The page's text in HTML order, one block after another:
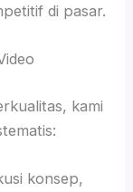
di pasar.
kami
konsep,